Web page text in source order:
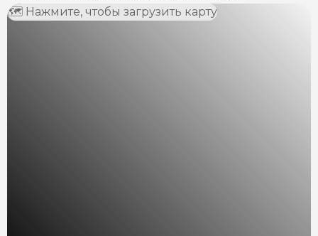
🗺 Нажмите, чтобы загрузить карту